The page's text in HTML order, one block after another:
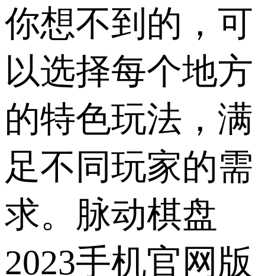
你想不到的，可
以选择每个地方
的特色玩法，满
足不同玩家的需
求。脉动棋盘
2023手机官网版